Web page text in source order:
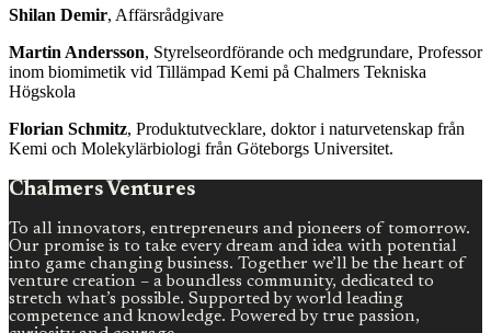
Shilan Demir, Affärsrådgivare
Martin Andersson, Styrelseordförande och medgrundare, Professor
inom biomimetik vid Tillämpad Kemi på Chalmers Tekniska
Högskola
Florian Schmitz, Produktutvecklare, doktor i naturvetenskap från
Kemi och Molekylärbiologi från Göteborgs Universitet.
Chalmers Ventures
To all innovators, entrepreneurs and pioneers of tomorrow.
Our promise is to take every dream and idea with potential
into game changing business. Together we’ll be the heart of
venture creation – a boundless community, dedicated to
stretch what’s possible. Supported by world leading
competence and knowledge. Powered by true passion,